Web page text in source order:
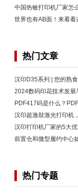
中国热敏打印机厂家怎
世界也有AB面！来看
热门文章
汉印D35系列 | 您的熟
2024数码印花技术发展
PDF417码是什么？
汉印超激鼓激光打印机
汉印打印机厂家的5大
前置仓和微型履约中心
热门专题